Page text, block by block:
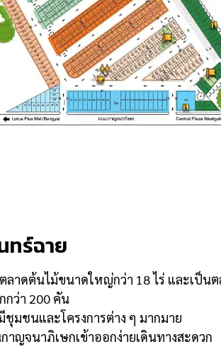
ทร์ฉาย
ตลาดต้นไม้ขนาดใหญ่กว่า 18 ไร่ และเป็น
กว่า 200 คัน
มชนและโครงการต่าง ๆ มากมาย
าญจนาภิเษกเข้าออกง่ายเดินทางสะดวก